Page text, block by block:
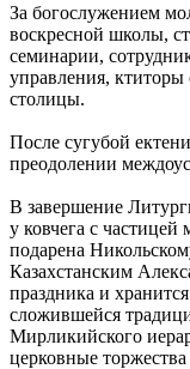
За богослужением
воскресной школы,
семинарии,
управления,
столицы.
После сугубой
преодолении
В завершение
у ковчега с
подарена
Казахстанским
праздника и
сложившейся
Мирликийского
церковные